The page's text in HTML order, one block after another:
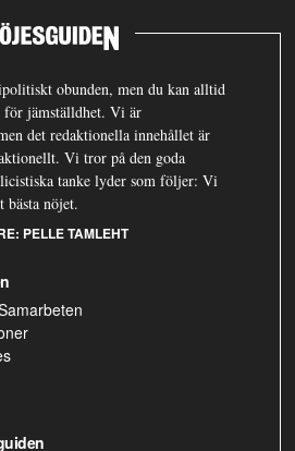
obunden, men du kan alltid
jämställdhet. Vi är
det redaktionella innehållet är
Vi tror på den goda
tanke lyder som följer: Vi
nöjet.
PELLE TAMLEHT